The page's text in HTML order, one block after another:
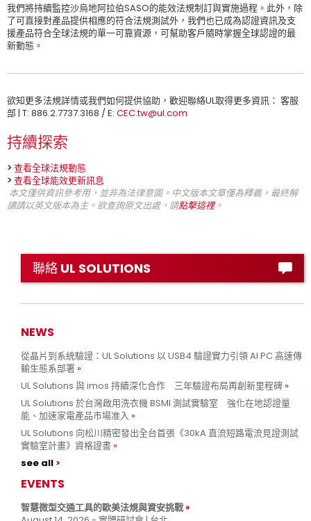
我們將持續監控沙烏地阿拉伯SASO的能效法規制訂與實施過程。此外，除
了可直接對產品提供相應的符合法規測試外，我們也已成為認證資訊及支
援產品符合全球法規的單一可靠資源，可幫助客戶隨時掌握全球認證的最
新動態。
欲知更多法規詳情或我們如何提供協助，歡迎聯絡UL取得更多資訊： 客服
部 | T: 886.2.7737.3168 / E: CEC.tw@ul.com
持續探索
>查看全球法規動態
>查看全球能效更新訊息
本文僅供資訊參考用，並非為法律意圖。中文版本文章僅為釋義，最終解
讀請以英文版本為主。欲查詢原文出處，請點擊這裡。
聯絡 UL SOLUTIONS
NEWS
從晶片到系統驗證：UL Solutions 以 USB4 驗證實力引領 AI PC 高速傳
輸生態系部署
UL Solutions 與 imos 持續深化合作 三年驗證布局再創新里程碑
UL Solutions 於台灣啟用洗衣機 BSMI 測試實驗室 強化在地認證量
能、加速家電產品市場准入
UL Solutions 向松川精密發出全台首張《30kA 直流短路電流見證測試
實驗室計畫》資格證書
see all
EVENTS
智慧微型交通工具的歐美法規與資安挑戰